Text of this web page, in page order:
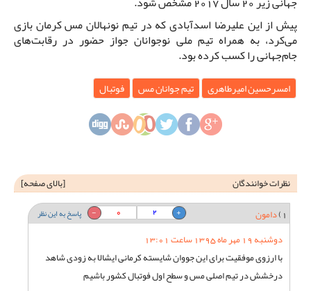
پیش از این علیرضا اسدآبادی که در تیم نونهالان مس کرمان بازی
می‌کرد، به همراه تیم ملی نوجوانان جواز حضور در رقابت‌های
جام‌جهانی را کسب کرده بود.
امسرحسین امیرطاهری تیم جوانان مس فوتبال
نظرات خوانندگان [بالای صفحه]
1) دامون پاسخ به این نظر 0
2
دوشنبه 19 مهر ماه 1395 ساعت 13:01
با ارزوی موفقیت برای این جووان شایسته کرمانی ایشالا به زودی شاهد
درخشش در تیم اصلی مس و سطح اول فوتبال کشور باشیم